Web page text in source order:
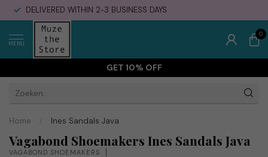
DELIVERED WITHIN 2-3 BUSINESS DAYS
MENU
0
GET 10% OFF
Home / Ines Sandals Java
Vagabond Shoemakers Ines Sandals Java
VAGABOND SHOEMAKERS